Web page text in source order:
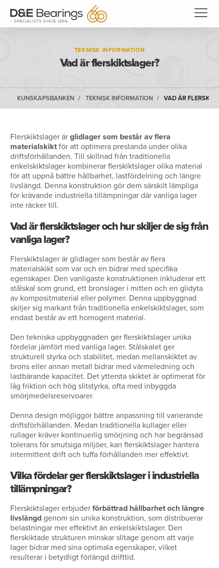
TEKNISK INFORMATION
Vad är flerskiktslager?
KUNSKAPSBANKEN TEKNISK INFORMATION VAD ÄR
Flerskiktslager ärglidlager som består av flera
materialskikt för att optimera prestanda under olika
driftsförhållanden. Till skillnad från traditionella
enkelskiktslager kombinerar flerskiktslager olika material
för att uppnå bättre hållbarhet, lastfördelning och längre
livslängd. Denna konstruktion gör dem särskilt lämpliga
för krävande industriella tillämpningar där vanliga lager
inte räcker till.
Vad är flerskiktslager och hur skiljer de sig från
vanliga lager?
Flerskiktslager är glidlager som består av flera
materialskikt som var och en bidrar med specifika
egenskaper. Den vanligaste konstruktionen inkluderar ett
stålskal som grund, ett bronslager i mitten och en glidyta
av kompositmaterial eller polymer. Denna uppbyggnad
skiljer sig markant från traditionella enkelskiktslager, som
endast består av ett homogent material.
Den tekniska uppbyggnaden ger flerskiktslager unika
fördelar jämfört med vanliga lager. Stålskalet ger
strukturell styrka och stabilitet, medan mellanskiktet av
brons eller annan metall bidrar med värmeledning och
lastbärande kapacitet. Det yttersta skiktet är optimerat för
låg friktion och hög slitstyrka, ofta med inbyggda
smörjmedelsreservoarer.
Denna design möjliggör bättre anpassning till varierande
driftsförhållanden. Medan traditionella kullager eller
rullager kräver kontinuerlig smörjning och har begränsad
tolerans för smutsiga miljöer, kan flerskiktslager hantera
intermittent drift och tuffa förhållanden mer effektivt.
Vilka fördelar ger flerskiktslager i industriella
tillämpningar?
Flerskiktslager erbjuderförbättrad hållbarhet och längre
livslängd genom sin unika konstruktion, som distribuerar
belastningar mer effektivt än enkelskiktslager. Den
flerskiktade strukturen minskar slitage genom att varje
lager bidrar med sina optimala egenskaper, vilket
resulterar i betydligt förlängd drifttid.